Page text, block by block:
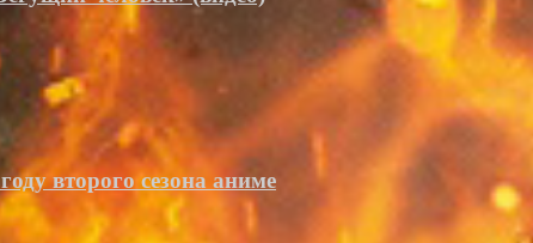
второго сезона аниме